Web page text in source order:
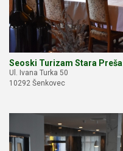
Seoski Turizam Stara Preša
Ul. Ivana Turka 50
10292 Šenkovec